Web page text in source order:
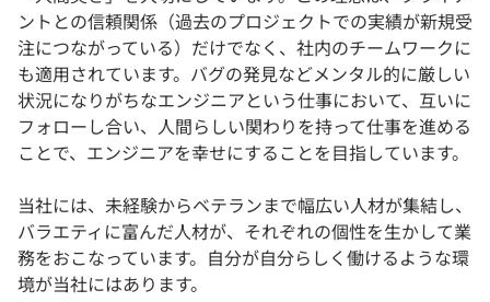
ントとの信頼関係（過去のプロジェクトでの実績が新規受
注につながっている）だけでなく、社内のチームワークに
も適用されています。バグの発見などメンタル的に厳しい
状況になりがちなエンジニアという仕事において、互いに
フォローし合い、人間らしい関わりを持って仕事を進める
ことで、エンジニアを幸せにすることを目指しています。
当社には、未経験からベテランまで幅広い人材が集結し、
バラエティに富んだ人材が、それぞれの個性を生かして業
務をおこなっています。自分が自分らしく働けるような環
境が当社にはあります。